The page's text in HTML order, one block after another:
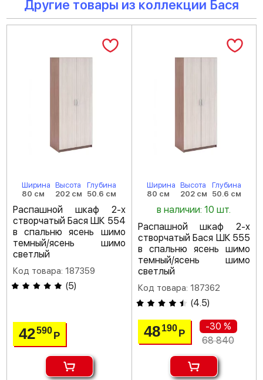
Другие товары из коллекции Бася
Ширина
80 см
Высота
202 см
Глубина
50.6 см
Распашной шкаф 2-х
створчатый Бася ШК 554
в спальню ясень шимо
темный/ясень шимо
светлый
Код товара: 187359
(5)
42590Р
Ширина
80 см
Высота
202 см
Глубина
50.6 см
в наличии: 10 шт.
Распашной шкаф 2-х
створчатый Бася ШК 555
в спальню ясень шимо
темный/ясень шимо
светлый
Код товара: 187362
(4.5)
48 190 Р
-30 %
68 840